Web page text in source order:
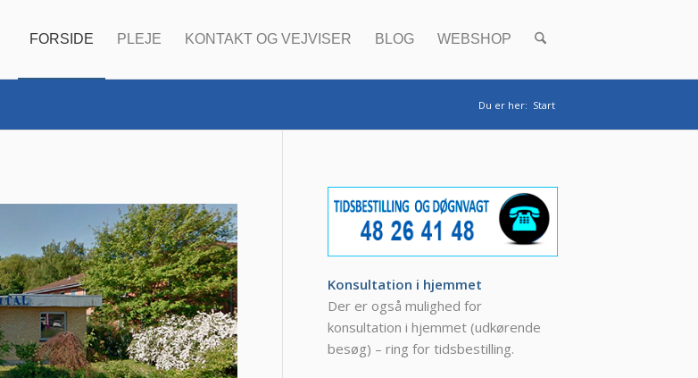
FORSIDE PLEJE KONTAKT OG VEJVISER BLOG WEBSHOP
Du er her: Start
Konsultation i hjemmet
Der er også mulighed for
konsultation i hjemmet (udkørende
besøg) – ring for tidsbestilling.